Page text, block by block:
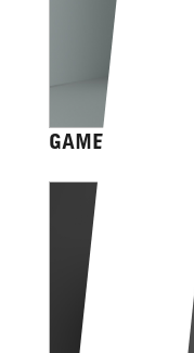
GAME OVER